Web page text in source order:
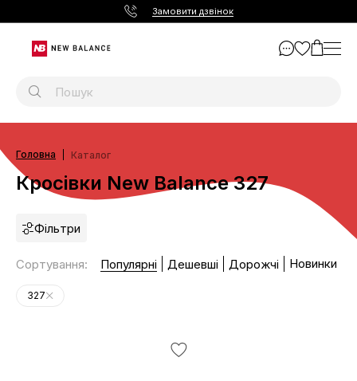
Замовити дзвінок
Головна Каталог
Кросівки New Balance 327
Фільтри
Сортування: Популярні Дешевші Дорожчі Новинки
327